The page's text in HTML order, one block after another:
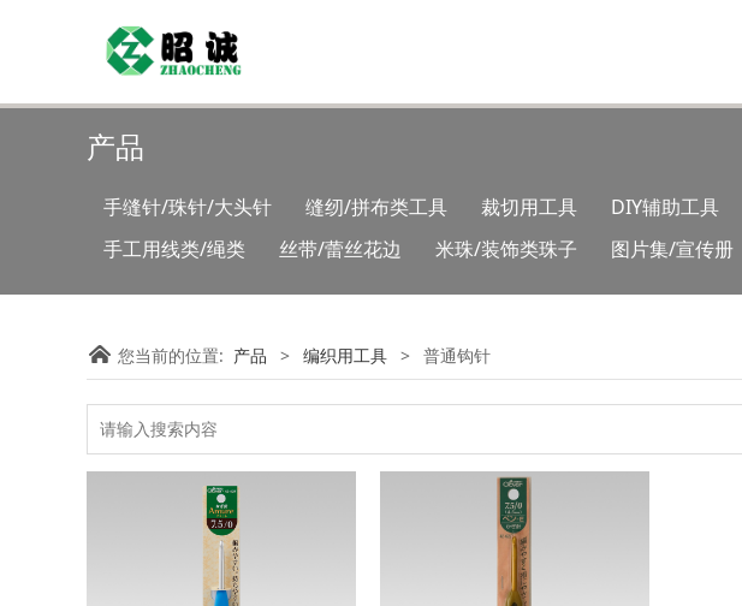
产品
手缝针/珠针/大头针 缝纫/拼布类工具 裁切用工具 DIY辅助工具
手工用线类/绳类
丝带/蕾丝花边 米珠/装饰类珠子 图片集/宣传册
您当前的位置: 产品 > 编织用工具 > 普通钩针